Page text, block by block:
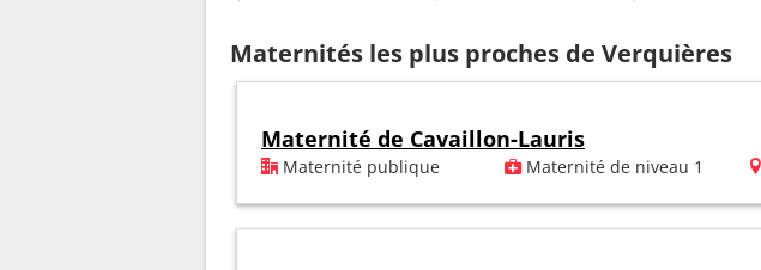
Maternités les plus proches de Verquières
Maternité de Cavaillon-Lauris
Maternité publique Maternité de niveau 1